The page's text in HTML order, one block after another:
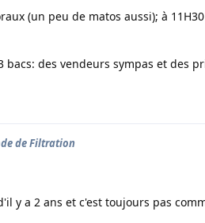
(un peu de matos aussi); à
bacs: des vendeurs sympas et des
de Filtration
y a 2 ans et c'est toujours pas